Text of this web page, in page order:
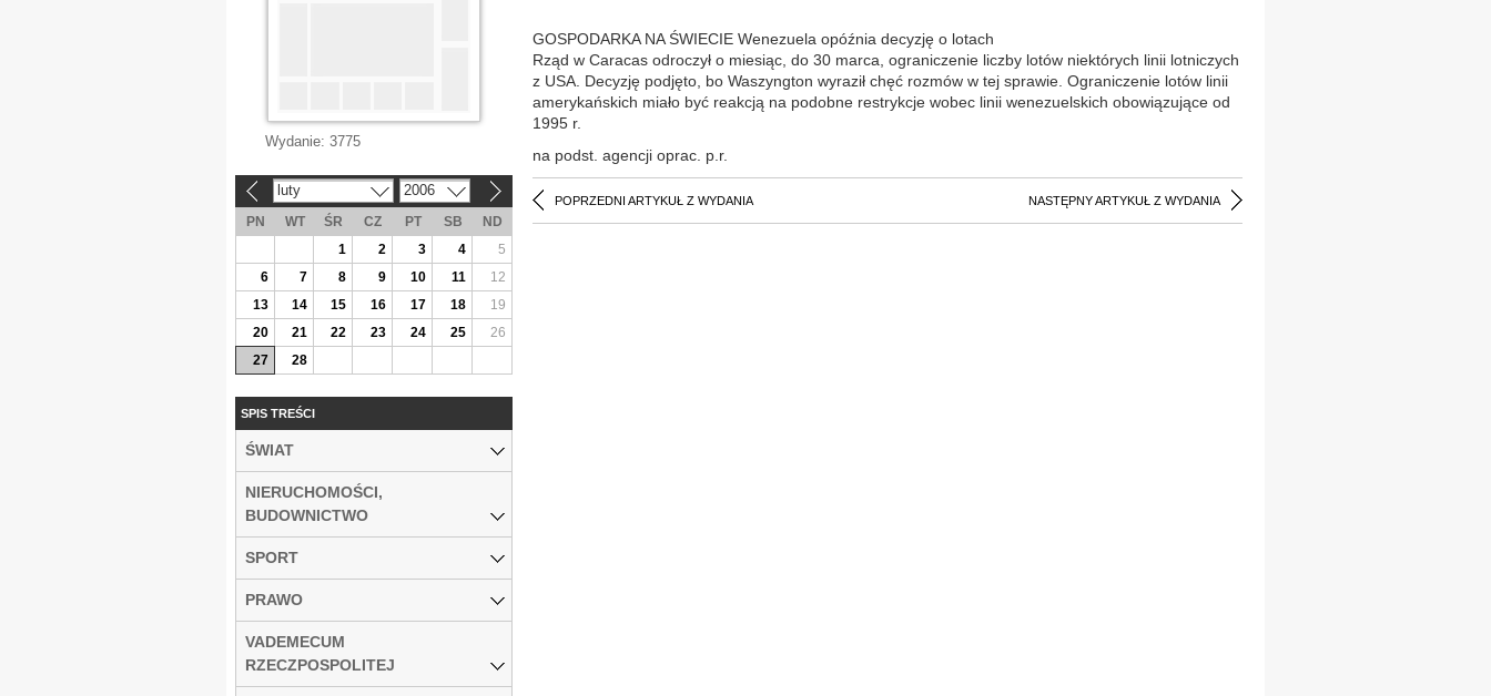
GOSPODARKA NA ŚWIECIE Wenezuela opóźnia decyzję o lotach
Rząd w Caracas odroczył o miesiąc, do 30 marca, ograniczenie liczby lotów niektórych linii lotniczych
z USA. Decyzję podjęto, bo Waszyngton wyraził chęć rozmów w tej sprawie. Ograniczenie lotów linii
amerykańskich miało być reakcją na podobne restrykcje wobec linii wenezuelskich obowiązujące od
1995 r.
na podst. agencji oprac. p.r.
POPRZEDNI ARTYKUŁ Z WYDANIA NASTĘPNY ARTYKUŁ Z WYDANIA
Wydanie: 3775
luty 2006
PN WT ŚR CZ PT SB
ND
1
2 3 4
5
6
7 8 9 10 11
12
13
14 15 16 17 18
19
20
21 22 23 24 25
26
27
28
SPIS TREŚCI
ŚWIAT
NIERUCHOMOŚCI,
BUDOWNICTWO
SPORT
PRAWO
VADEMECUM
RZECZPOSPOLITEJ